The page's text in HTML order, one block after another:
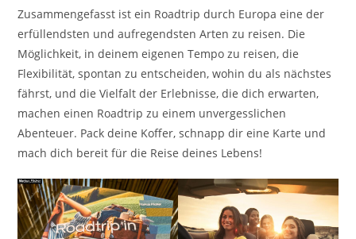
Zusammengefasst ist ein Roadtrip durch Europa eine der
erfüllendsten und aufregendsten Arten zu reisen. Die
Möglichkeit, in deinem eigenen Tempo zu reisen, die
Flexibilität, spontan zu entscheiden, wohin du als nächstes
fährst, und die Vielfalt der Erlebnisse, die dich erwarten,
machen einen Roadtrip zu einem unvergesslichen
Abenteuer. Pack deine Koffer, schnapp dir eine Karte und
mach dich bereit für die Reise deines Lebens!